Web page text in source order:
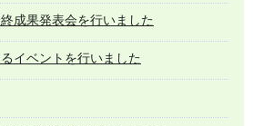
成果発表会を行いました
イベントを行いました